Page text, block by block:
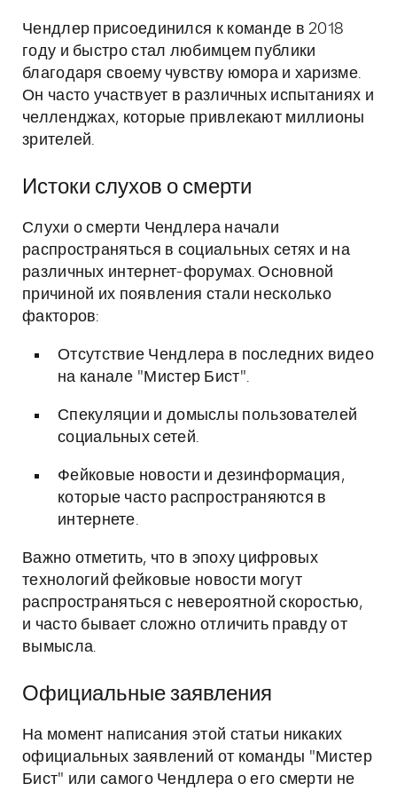
Чендлер присоединился к команде в 2018
году и быстро стал любимцем публики
благодаря своему чувству юмора и харизме.
Он часто участвует в различных испытаниях и
челленджах, которые привлекают миллионы
зрителей.
Истоки слухов о смерти
Слухи о смерти Чендлера начали
распространяться в социальных сетях и на
различных интернет-форумах. Основной
причиной их появления стали несколько
факторов:
Отсутствие Чендлера в последних видео
на канале "Мистер Бист".
Спекуляции и домыслы пользователей
социальных сетей.
Фейковые новости и дезинформация,
которые часто распространяются в
интернете.
Важно отметить, что в эпоху цифровых
технологий фейковые новости могут
распространяться с невероятной скоростью,
и часто бывает сложно отличить правду от
вымысла.
Официальные заявления
На момент написания этой статьи никаких
официальных заявлений от команды "Мистер
Бист" или самого Чендлера о его смерти не